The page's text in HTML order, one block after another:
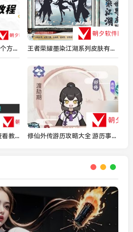
打印机打印记录怎么查 三个方法请收好 王者荣耀墨染江湖系列皮肤有谁-王者荣耀墨染江湖系列皮肤介绍
微信豆在哪里看-微信豆查看教程 修仙外传游历攻略大全 游历事件选择攻略大全